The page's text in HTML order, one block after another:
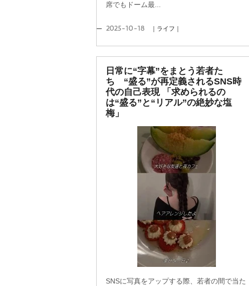
席でもドーム最...
2025-10-18 ｜ライフ｜
日常に“字幕”をまとう若者た
ち “盛る”が再定義されるSNS時
代の自己表現 「求められるの
は“盛る”と“リアル”の絶妙な塩
梅」
SNSに写真をアップする際、若者の間で当た